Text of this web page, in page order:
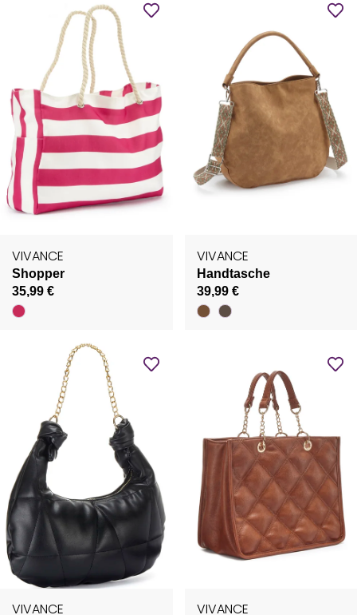
VIVANCE
Shopper
35,99 €
VIVANCE
Handtasche
39,99 €
VIVANCE VIVANCE